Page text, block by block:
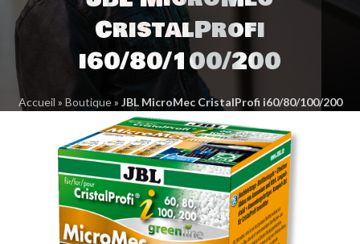
CristalProfi
i60/80/100/200
Accueil » Boutique» JBL MicroMec CristalProfi i60/80/100/200